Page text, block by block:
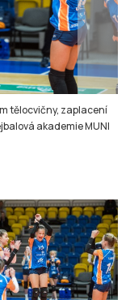
tělocvičny, zaplacení
akademie MUNI